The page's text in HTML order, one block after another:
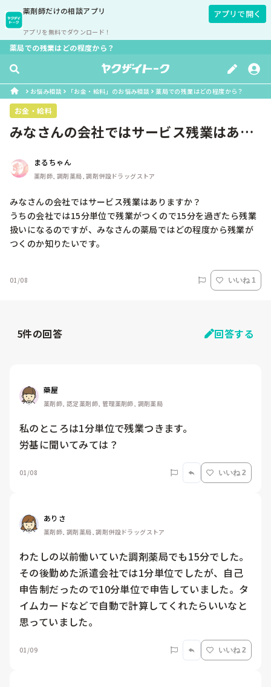
薬剤師だけの相談アプリ
アプリを無料でダウンロード！
アプリで開く
薬局での残業はどの程度から？
お悩み相談 「お金・給料」のお悩み相談 薬局での残業はどの程度から？
お金・給料
みなさんの会社ではサービス残業はあり
まるちゃん
薬剤師, 調剤薬局, 調剤併設ドラッグストア
みなさんの会社ではサービス残業はありますか？
うちの会社では15分単位で残業がつくので15分を過ぎたら残業
扱いになるのですが、みなさんの薬局ではどの程度から残業が
つくのか知りたいです。
01/08 いいね 1
5件の回答 回答する
藥屋
薬剤師, 認定薬剤師, 管理薬剤師, 調剤薬局
私のところは1分単位で残業つきます。
労基に聞いてみては？
01/08 いいね 2
ありさ
薬剤師, 調剤薬局, 調剤併設ドラッグストア
わたしの以前働いていた調剤薬局でも15分でした。
その後勤めた派遣会社では1分単位でしたが、自己
申告制だったので10分単位で申告していました。タ
イムカードなどで自動で計算してくれたらいいなと
思っていました。
01/09 いいね 2